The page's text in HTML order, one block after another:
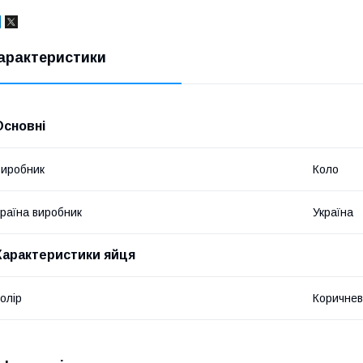
Коло
виробник Україна
яйця